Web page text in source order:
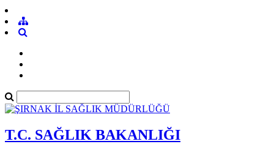
T.C. SAĞLIK BAKANLIĞI